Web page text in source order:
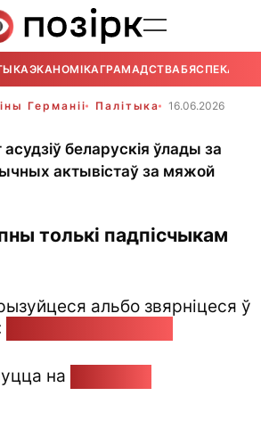
ЭКАНОМІКАГРАМАДСТВАБЯСПЕКА
Германіі Палітыка
16.06.2026
беларускія ўлады за
актывістаў за мяжой
толькі падпісчыкам
альбо звярніцеся ў
на